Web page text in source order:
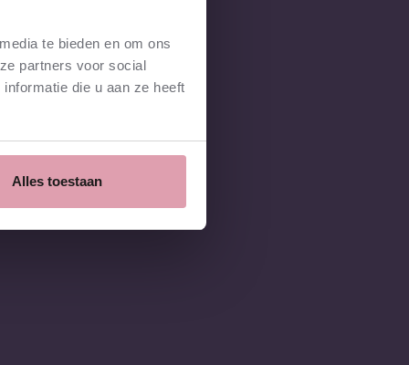
te bieden en om ons
partners voor social
die u aan ze heeft
Alles toestaan